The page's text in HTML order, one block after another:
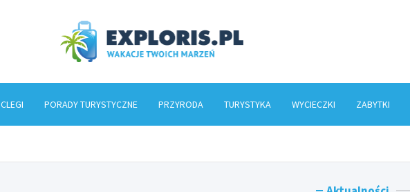
PORADY TURYSTYCZNE PRZYRODA TURYSTYKA WYCIECZKI ZABYTKI